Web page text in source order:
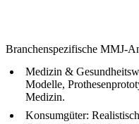
Branchenspezifische MMJ-
Medizin &
Modelle,
Medizin.
Konsumgüter: